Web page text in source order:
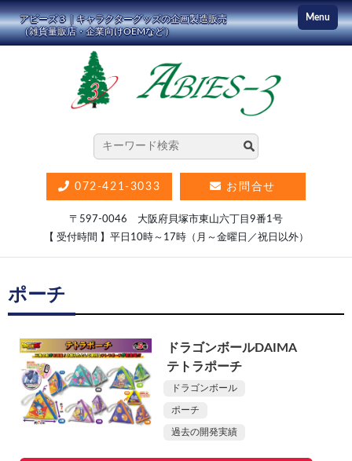
コ
ン
アビーズ３｜キャラクターグッズの企画製造販売
（雑貨量販店・企業向けOEMなど）
072-421-3033 お問合せ
〒597-0046 大阪府貝塚市東山六丁目9番1号
【 受付時間 】平日10時～17時（月～金曜日／祝日以外）
Menu
ポーチ
ドラゴンボールDAIMA
テトラポーチ
ドラゴンボール
ポーチ
過去の開発実績